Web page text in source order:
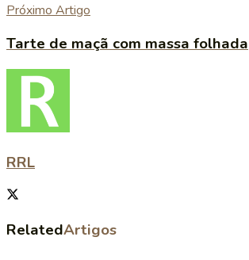
Próximo Artigo
Tarte de maçã com massa folhada
RRL
RelatedArtigos